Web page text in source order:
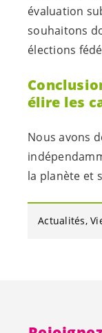
évaluation
souhaitons
élections
élire les
Nous avons
la planète et
Actualités